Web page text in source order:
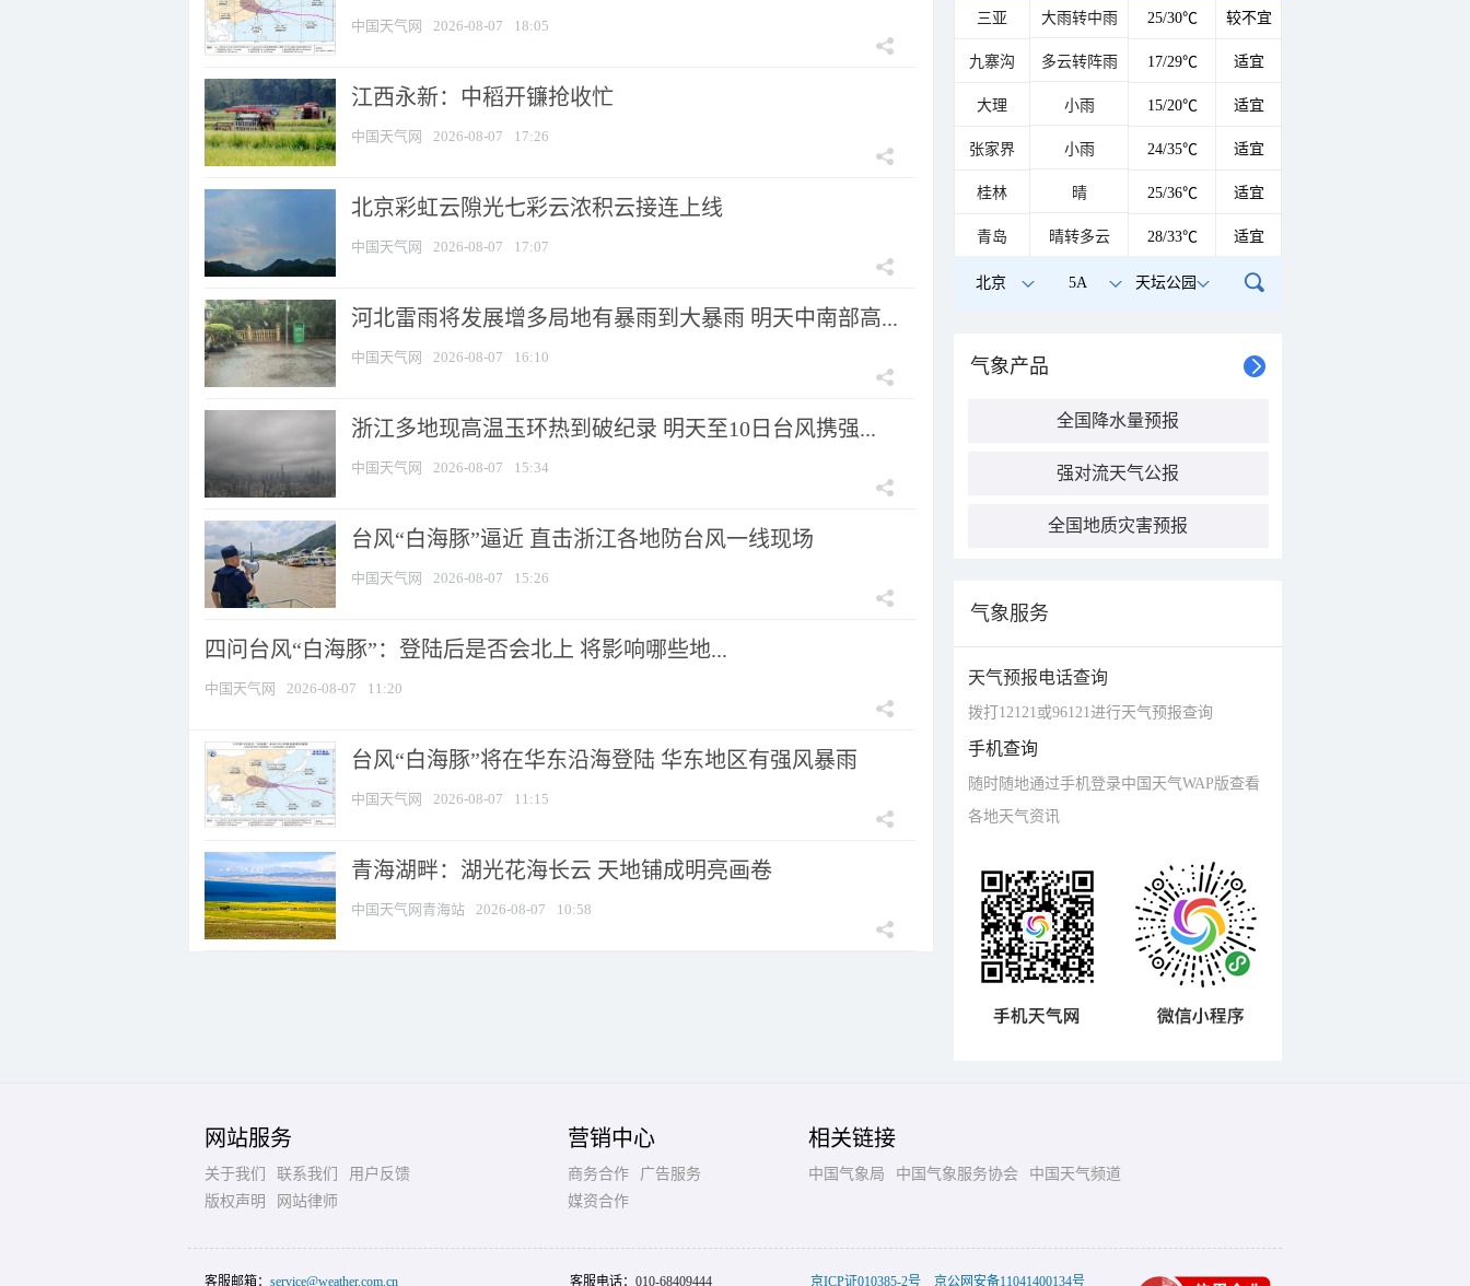
中国天气网 2026-08-07 18:05
江西永新：中稻开镰抢收忙
中国天气网 2026-08-07 17:26
北京彩虹云隙光七彩云浓积云接连上线
中国天气网 2026-08-07 17:07
河北雷雨将发展增多局地有暴雨到大暴雨 明天中南部高...
中国天气网 2026-08-07 16:10
浙江多地现高温玉环热到破纪录 明天至10日台风携强...
中国天气网 2026-08-07 15:34
台风“白海豚”逼近 直击浙江各地防台风一线现场
中国天气网 2026-08-07 15:26
四问台风“白海豚”：登陆后是否会北上 将影响哪些地...
中国天气网 2026-08-07 11:20
台风“白海豚”将在华东沿海登陆 华东地区有强风暴雨
中国天气网 2026-08-07 11:15
青海湖畔：湖光花海长云 天地铺成明亮画卷
中国天气网青海站 2026-08-07 10:58
三亚 大雨转中雨 25/30℃ 较不宜
九寨沟 多云转阵雨 17/29℃ 适宜
大理 小雨 15/20℃ 适宜
张家界 小雨 24/35℃ 适宜
桂林 晴 25/36℃ 适宜
青岛 晴转多云 28/33℃ 适宜
北京 5A 天坛公园
气象产品
全国降水量预报
强对流天气公报
全国地质灾害预报
气象服务
天气预报电话查询
拨打12121或96121进行天气预报查询
手机查询
随时随地通过手机登录中国天气WAP版查看
各地天气资讯
网站服务
关于我们 联系我们
用户反馈
版权声明
网站律师
营销中心
商务合作
广告服务
媒资合作
相关链接
中国气象局 中国气象服务协会 中国天气频道
客服邮箱： service@weather.com.cn 客服电话： 010-68409444 京ICP证010385-2号 京公网安备11041400134号